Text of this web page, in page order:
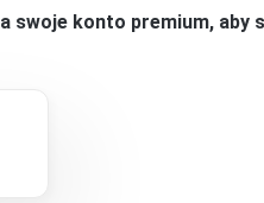
swoje konto premium, aby